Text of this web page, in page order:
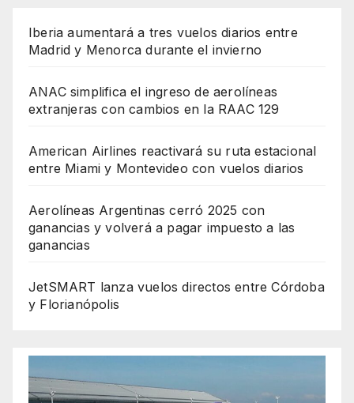
Iberia aumentará a tres vuelos diarios entre
Madrid y Menorca durante el invierno
ANAC simplifica el ingreso de aerolíneas
extranjeras con cambios en la RAAC 129
American Airlines reactivará su ruta estacional
entre Miami y Montevideo con vuelos diarios
Aerolíneas Argentinas cerró 2025 con
ganancias y volverá a pagar impuesto a las
ganancias
JetSMART lanza vuelos directos entre Córdoba
y Florianópolis